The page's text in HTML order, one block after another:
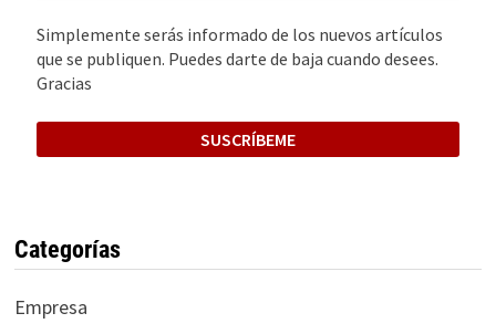
Simplemente serás informado de los nuevos artículos
que se publiquen. Puedes darte de baja cuando desees.
Gracias
Categorías
Empresa